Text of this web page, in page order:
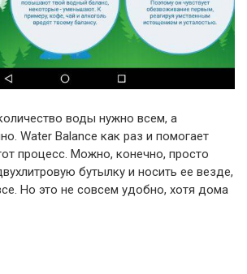
воды нужно всем, а
Water Balance как раз и помогает
процесс. Можно, конечно, просто
бутылку и носить ее везде,
Но это не совсем удобно, хотя дома